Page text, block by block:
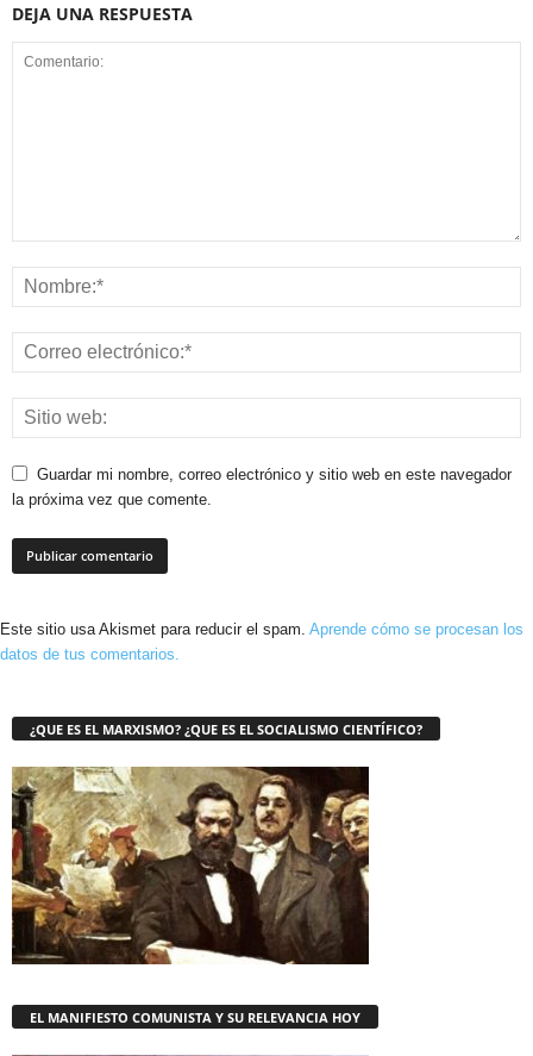
DEJA UNA RESPUESTA
Guardar mi nombre, correo electrónico y sitio web en este navegador
la próxima vez que comente.
Este sitio usa Akismet para reducir el spam. Aprende cómo se procesan los
datos de tus comentarios.
¿QUE ES EL MARXISMO? ¿QUE ES EL SOCIALISMO CIENTÍFICO?
EL MANIFIESTO COMUNISTA Y SU RELEVANCIA HOY